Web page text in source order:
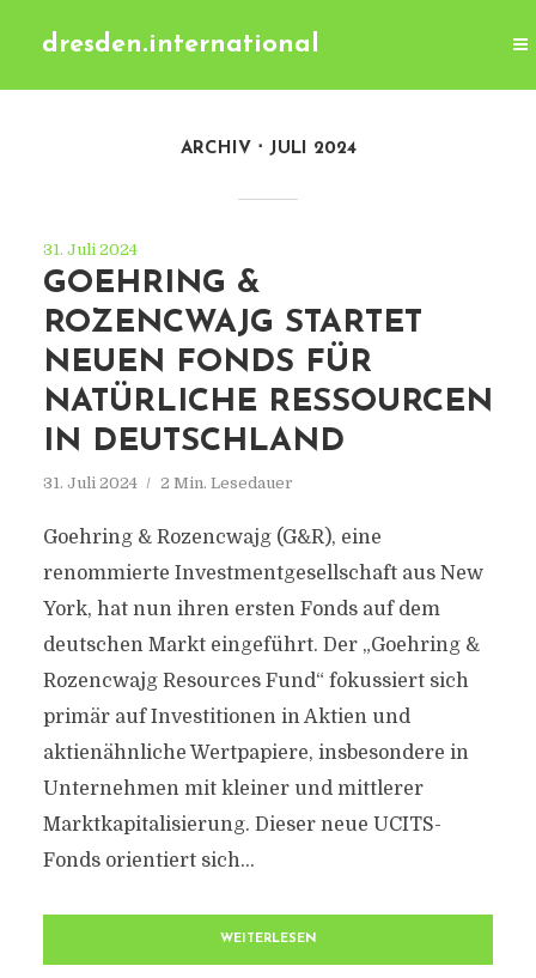
dresden.international
ARCHIV JULI 2024
31. Juli 2024
GOEHRING &
ROZENCWAJG STARTET
NEUEN FONDS FÜR
NATÜRLICHE RESSOURCEN
IN DEUTSCHLAND
31. Juli 2024 2 Min. Lesedauer
Goehring & Rozencwajg (G&R), eine
renommierte Investmentgesellschaft aus New
York, hat nun ihren ersten Fonds auf dem
deutschen Markt eingeführt. Der „Goehring &
Rozencwajg Resources Fund“ fokussiert sich
primär auf Investitionen in Aktien und
aktienähnliche Wertpapiere, insbesondere in
Unternehmen mit kleiner und mittlerer
Marktkapitalisierung. Dieser neue UCITS-
Fonds orientiert sich...
WEITERLESEN